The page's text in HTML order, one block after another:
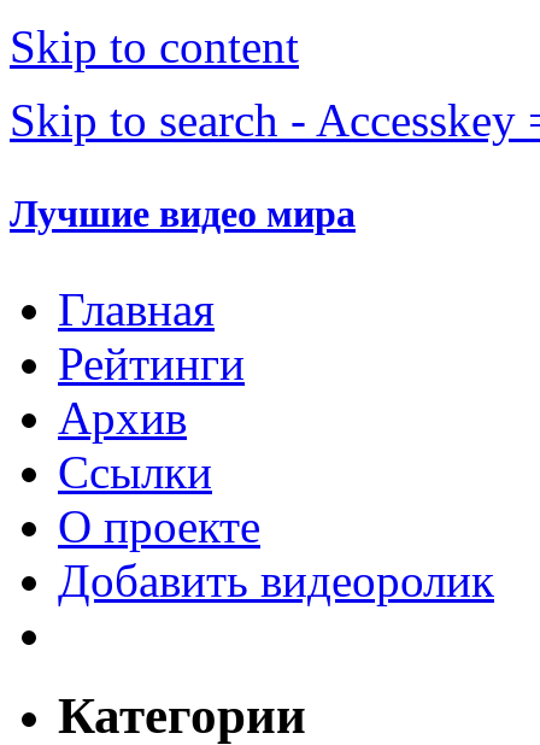
Skip to content
Skip to search - Accesskey
Лучшие видео мира
Главная
Рейтинги
Архив
Ссылки
О проекте
Добавить видеоролик
Категории